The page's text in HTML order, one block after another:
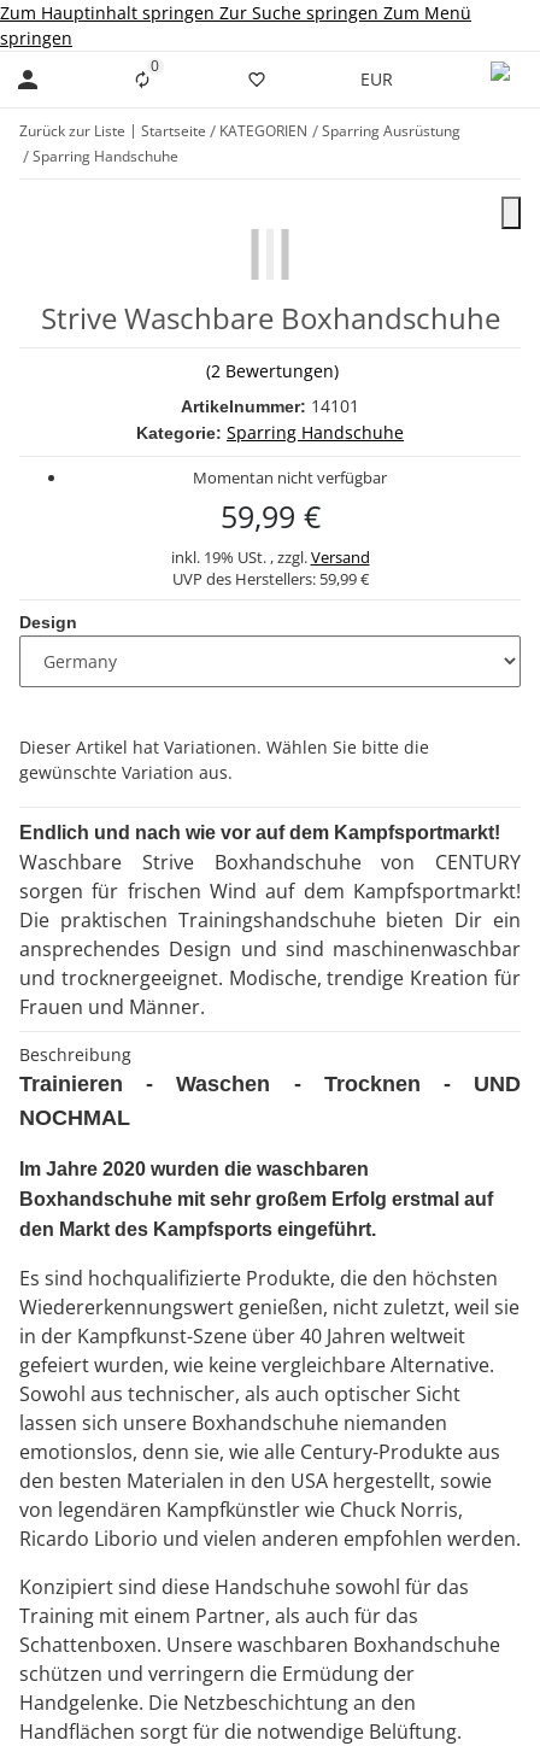
Zum Hauptinhalt springen Zur Suche springen Zum Menü
springen
0Liste ist leer EUR
Zurück zur Liste Startseite KATEGORIEN
Sparring Ausrüstung
Sparring Handschuhe
Strive Waschbare Boxhandschuhe
(2 Bewertungen)
Artikelnummer: 14101
Kategorie: Sparring Handschuhe
Momentan nicht verfügbar
59,99 €
inkl. 19% USt. , zzgl.Versand
UVP des Herstellers: 59,99 €
Design
x
Dieser Artikel hat Variationen. Wählen Sie bitte die
gewünschte Variation aus.
Endlich und nach wie vor auf dem Kampfsportmarkt!
Waschbare Strive Boxhandschuhe von CENTURY
sorgen für frischen Wind auf dem Kampfsportmarkt!
Die praktischen Trainingshandschuhe bieten Dir ein
ansprechendes Design und sind maschinenwaschbar
und trocknergeeignet. Modische, trendige Kreation für
Frauen und Männer.
Beschreibung
Trainieren - Waschen - Trocknen - UND
NOCHMAL
Im Jahre 2020 wurden die waschbaren
Boxhandschuhe mit sehr großem Erfolg erstmal auf
den Markt des Kampfsports eingeführt.
Es sind hochqualifizierte Produkte, die den höchsten
Wiedererkennungswert genießen, nicht zuletzt, weil sie
in der Kampfkunst-Szene über 40 Jahren weltweit
gefeiert wurden, wie keine vergleichbare Alternative.
Sowohl aus technischer, als auch optischer Sicht
lassen sich unsere Boxhandschuhe niemanden
emotionslos, denn sie, wie alle Century-Produkte aus
den besten Materialen in den USA hergestellt, sowie
von legendären Kampfkünstler wie Chuck Norris,
Ricardo Liborio und vielen anderen empfohlen werden.
Konzipiert sind diese Handschuhe sowohl für das
Training mit einem Partner, als auch für das
Schattenboxen. Unsere waschbaren Boxhandschuhe
schützen und verringern die Ermüdung der
Handgelenke. Die Netzbeschichtung an den
Handflächen sorgt für die notwendige Belüftung.